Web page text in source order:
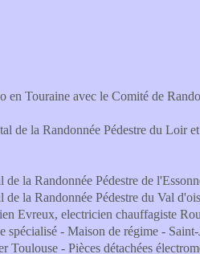
en Touraine avec le Comité de
de la Randonnée Pédestre du Loir
de la Randonnée Pédestre de
de la Randonnée Pédestre du Val
Evreux, electricien chauffagiste
spécialisé - Maison de régime -
Toulouse - Pièces détachées